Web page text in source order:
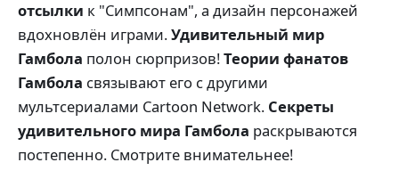
отсылки к "Симпсонам", а дизайн персонажей
вдохновлён играми.Удивительный мир
Гамбола полон сюрпризов!Теории фанатов
Гамбола связывают его с другими
мультсериалами Cartoon Network. Секреты
удивительного мира Гамбола раскрываются
постепенно. Смотрите внимательнее!